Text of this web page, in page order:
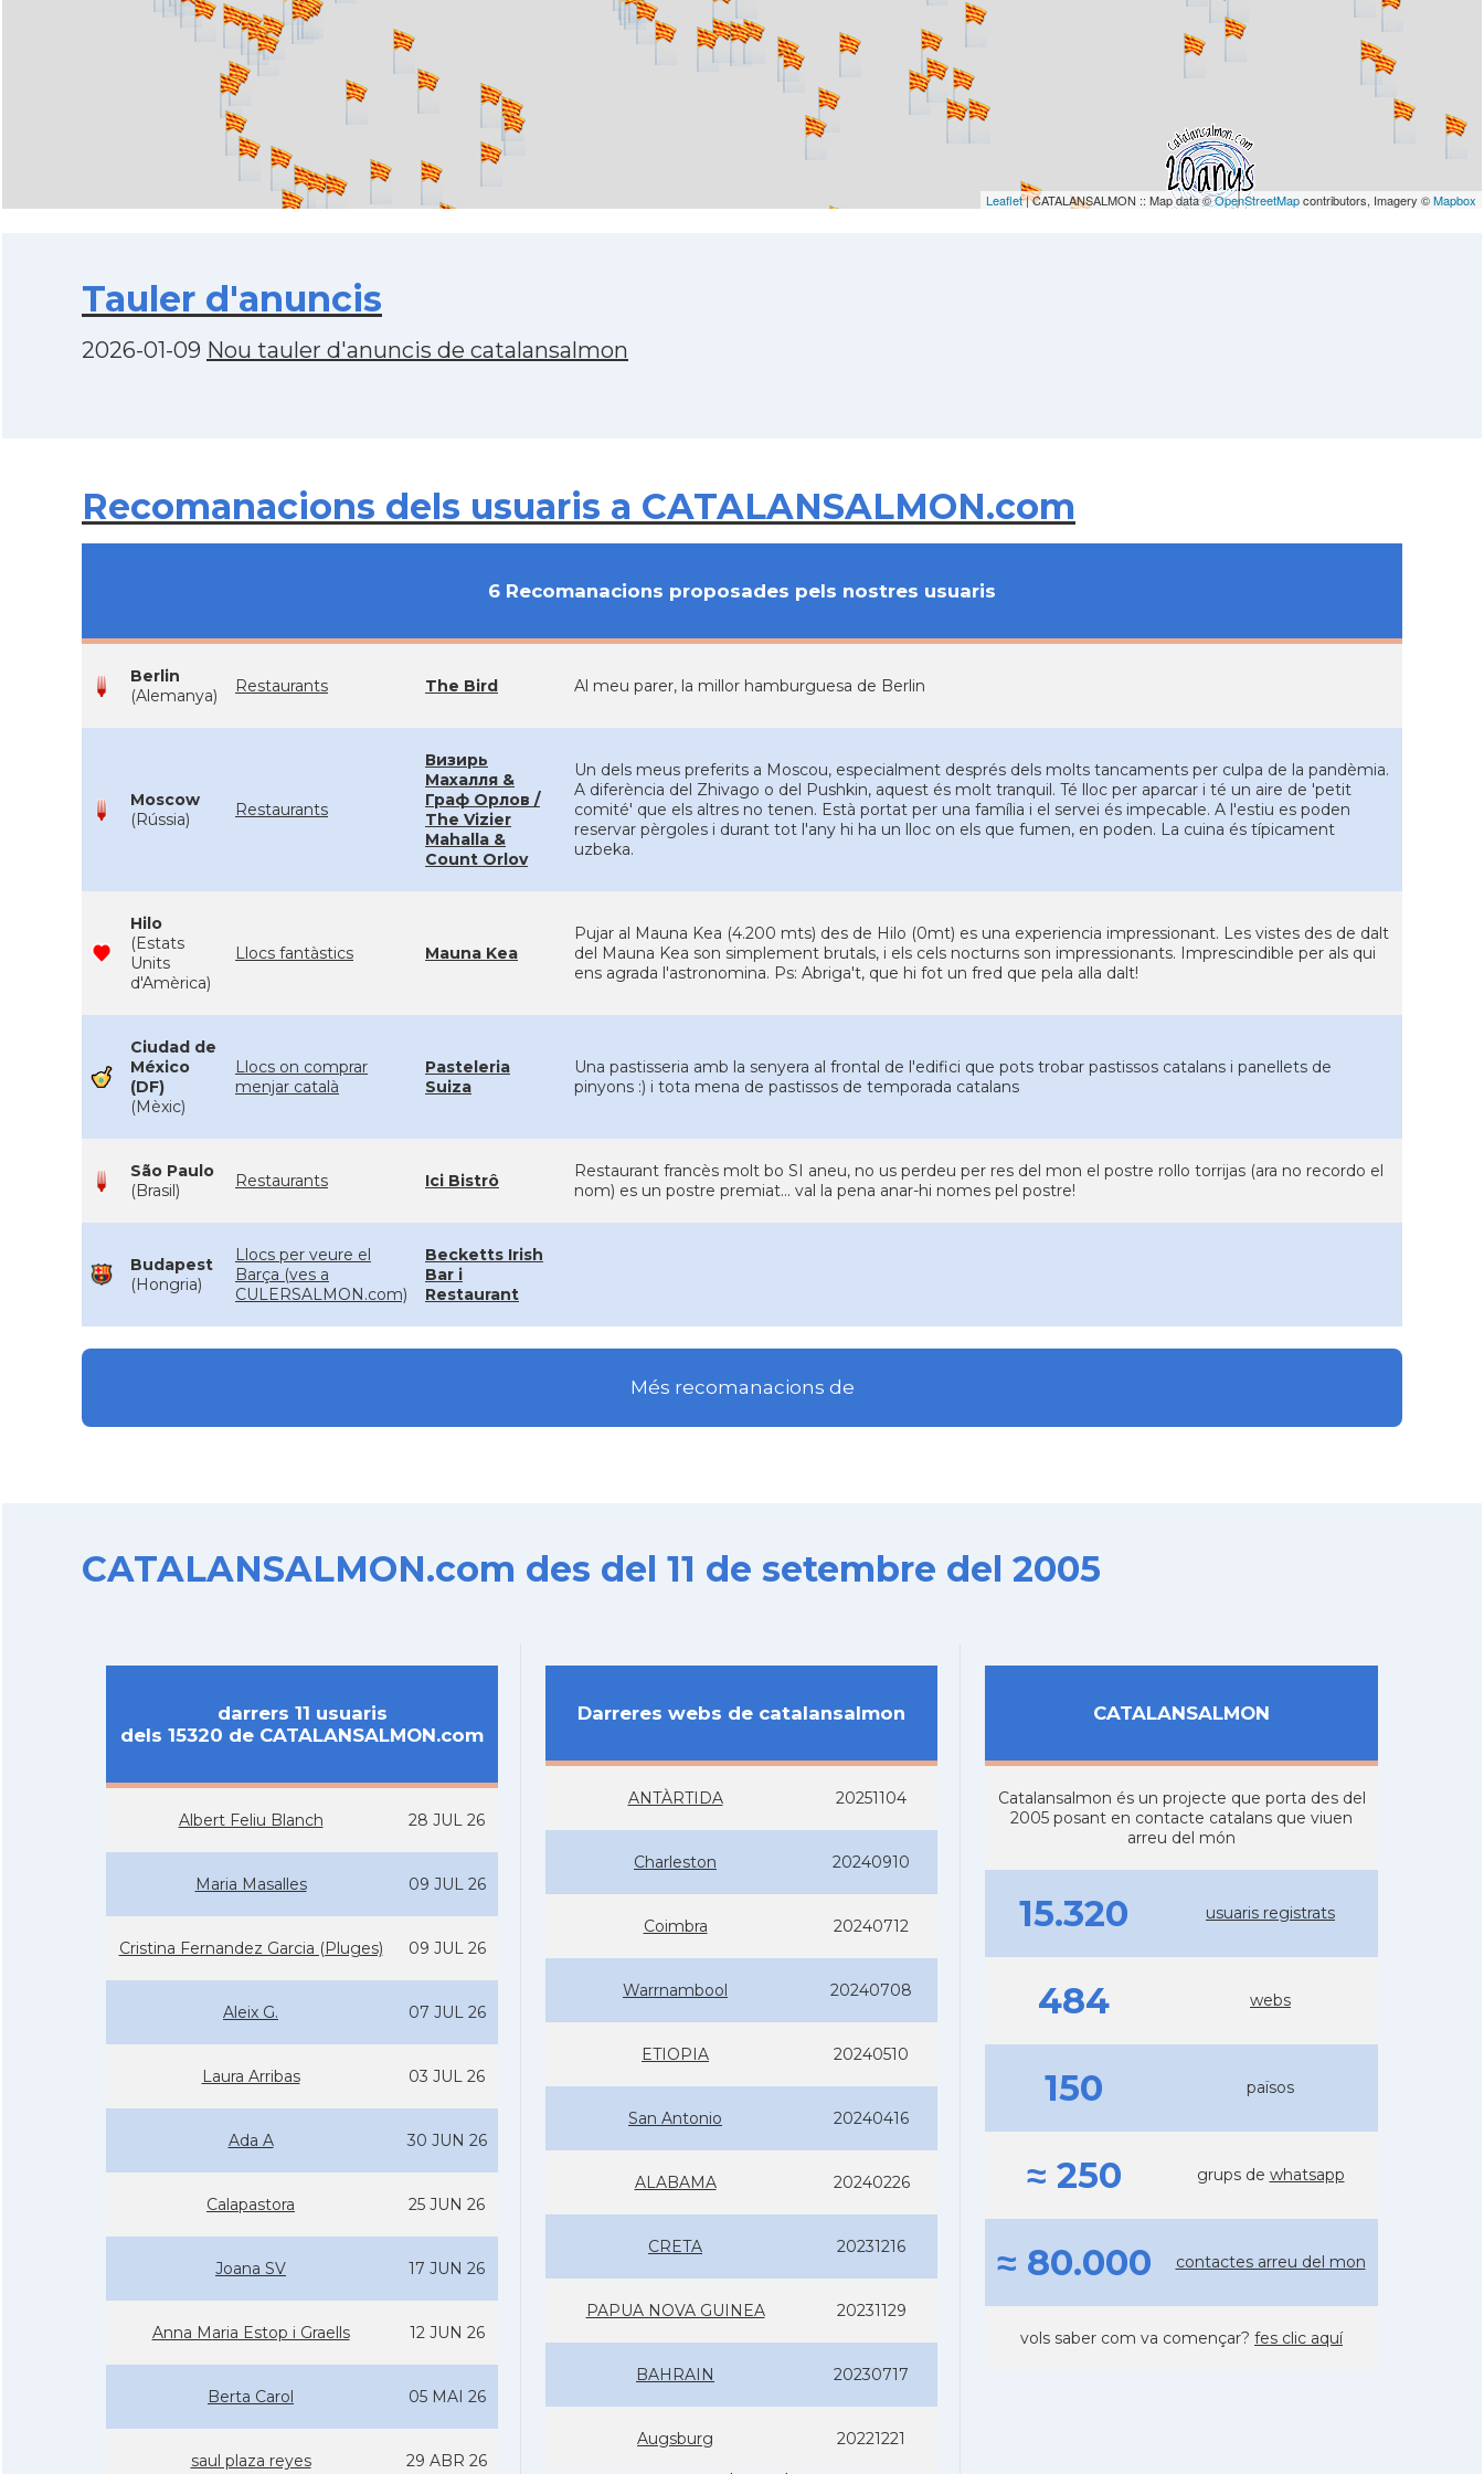
Leaflet| CATALANSALMON :: Map data ©OpenStreetMapcontributors, Imagery ©Mapbox
Tauler d'anuncis
2026-01-09 Nou tauler d'anuncis de catalansalmon
Recomanacions dels usuaris a CATALANSALMON.com
6 Recomanacions proposades pels nostres usuaris
Berlin
(Alemanya)
Restaurants The Bird Al meu parer, la millor hamburguesa de Berlin
Moscow
(Rússia)
Restaurants
Визирь
Махалля &
Граф Орлов /
The Vizier
Mahalla &
Count Orlov
Un dels meus preferits a Moscou, especialment després dels molts tancaments per culpa de la pandèmia.
A diferència del Zhivago o del Pushkin, aquest és molt tranquil. Té lloc per aparcar i té un aire de 'petit
comité' que els altres no tenen. Està portat per una família i el servei és impecable. A l'estiu es poden
reservar pèrgoles i durant tot l'any hi ha un lloc on els que fumen, en poden. La cuina és típicament
uzbeka.
Hilo
(Estats
Units
d'Amèrica)
Llocs fantàstics Mauna Kea
Pujar al Mauna Kea (4.200 mts) des de Hilo (0mt) es una experiencia impressionant. Les vistes des de dalt
del Mauna Kea son simplement brutals, i els cels nocturns son impressionants. Imprescindible per als qui
ens agrada l'astronomina. Ps: Abriga't, que hi fot un fred que pela alla dalt!
Ciudad de
México
(DF)
(Mèxic)
Llocs on comprar
menjar català
Pasteleria
Suiza
Una pastisseria amb la senyera al frontal de l'edifici que pots trobar pastissos catalans i panellets de
pinyons :) i tota mena de pastissos de temporada catalans
São Paulo
(Brasil)
Restaurants Ici Bistrô
Restaurant francès molt bo SI aneu, no us perdeu per res del mon el postre rollo torrijas (ara no recordo el
nom) es un postre premiat... val la pena anar-hi nomes pel postre!
Budapest
(Hongria)
Llocs per veure el
Barça (ves a
CULERSALMON.com)
Becketts Irish
Bar i
Restaurant
Més recomanacions de
CATALANSALMON.com des del 11 de setembre del 2005
darrers 11 usuaris
dels 15320 de CATALANSALMON.com
Albert Feliu Blanch 28 JUL 26
Maria Masalles 09 JUL 26
Cristina Fernandez Garcia (Pluges) 09 JUL 26
Aleix G. 07 JUL 26
Laura Arribas 03 JUL 26
Ada A 30 JUN 26
Calapastora 25 JUN 26
Joana SV 17 JUN 26
Anna Maria Estop i Graells 12 JUN 26
Berta Carol 05 MAI 26
saul plaza reyes 29 ABR 26
Darreres webs de catalansalmon
ANTÀRTIDA 20251104
Charleston 20240910
Coimbra 20240712
Warrnambool 20240708
ETIOPIA 20240510
San Antonio 20240416
ALABAMA 20240226
CRETA 20231216
PAPUA NOVA GUINEA 20231129
BAHRAIN 20230717
Augsburg 20221221
CATALANSALMON
Catalansalmon és un projecte que porta des del
2005 posant en contacte catalans que viuen
arreu del món
15.320 usuaris registrats
484 webs
150 països
≈ 250 grups de whatsapp
≈ 80.000 contactes arreu del mon
vols saber com va començar? fes clic aquí